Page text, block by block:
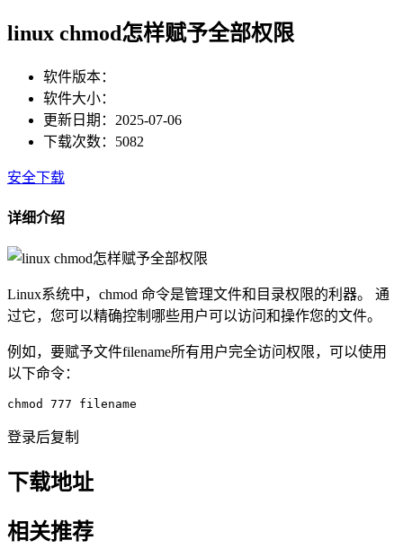
linux chmod怎样赋予全部权限
软件版本：
软件大小：
更新日期：2025-07-06
下载次数：5082
安全下载
详细介绍
Linux系统中，chmod 命令是管理文件和目录权限的利器。 通
过它，您可以精确控制哪些用户可以访问和操作您的文件。
例如，要赋予文件filename所有用户完全访问权限，可以使用
以下命令：
chmod 777 filename
登录后复制
下载地址
相关推荐